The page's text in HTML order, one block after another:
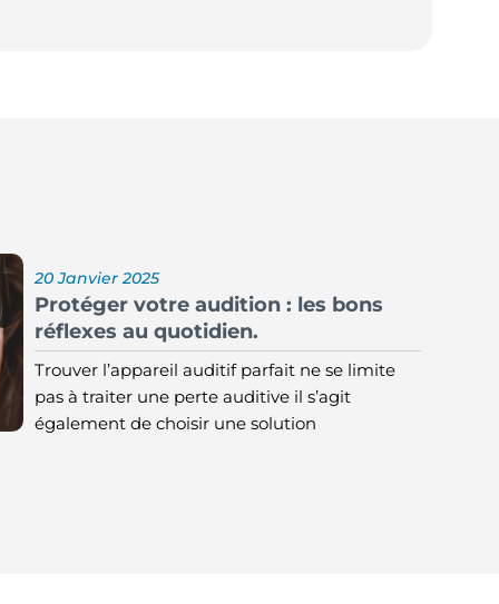
20 Janvier 2025
Protéger votre audition : les bons
réflexes au quotidien.
Trouver l’appareil auditif parfait ne se limite
pas à traiter une perte auditive il s’agit
également de choisir une solution